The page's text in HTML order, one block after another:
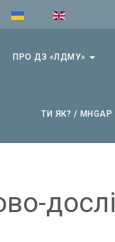
ПРО ДЗ «ЛДМУ»
ТИ ЯК? / MHGAP